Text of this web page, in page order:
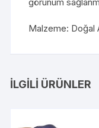
Malzeme: Doğal
İLGILI ÜRÜNLER